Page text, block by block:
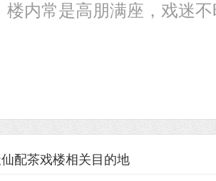
楼内常是高朋满座，戏迷
配茶戏楼相关目的地